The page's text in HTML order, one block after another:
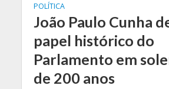
POLÍTICA
João Paulo Cunha
papel histórico do
Parlamento em
de 200 anos